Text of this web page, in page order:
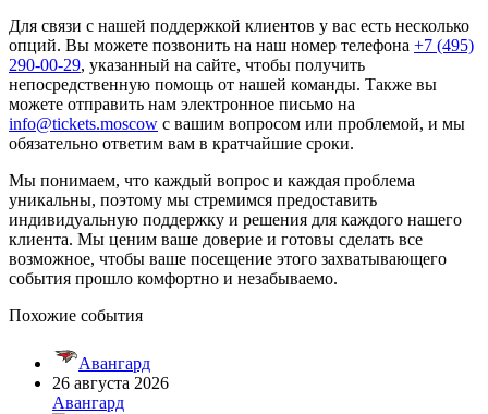
Для связи с нашей поддержкой клиентов у вас есть несколько
опций. Вы можете позвонить на наш номер телефона +7 (495)
290-00-29, указанный на сайте, чтобы получить
непосредственную помощь от нашей команды. Также вы
можете отправить нам электронное письмо на
info@tickets.moscow с вашим вопросом или проблемой, и мы
обязательно ответим вам в кратчайшие сроки.
Мы понимаем, что каждый вопрос и каждая проблема
уникальны, поэтому мы стремимся предоставить
индивидуальную поддержку и решения для каждого нашего
клиента. Мы ценим ваше доверие и готовы сделать все
возможное, чтобы ваше посещение этого захватывающего
события прошло комфортно и незабываемо.
Похожие события
Авангард
26 августа 2026
Авангард